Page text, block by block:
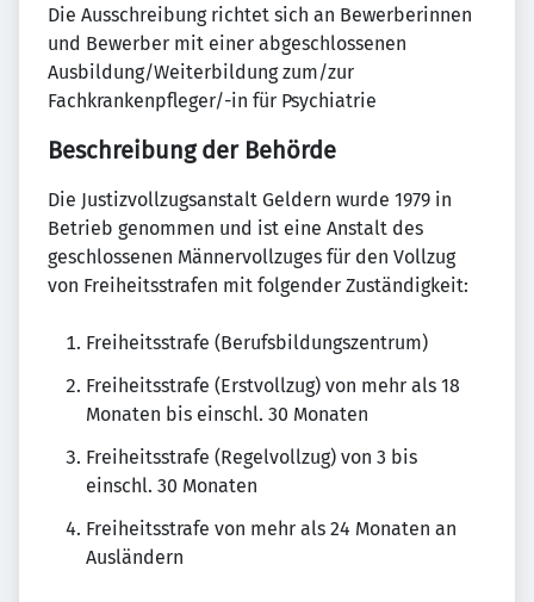
Die Ausschreibung richtet sich an Bewerberinnen
und Bewerber mit einer abgeschlossenen
Ausbildung/Weiterbildung zum/zur
Fachkrankenpfleger/-in für Psychiatrie
Beschreibung der Behörde
Die Justizvollzugsanstalt Geldern wurde 1979 in
Betrieb genommen und ist eine Anstalt des
geschlossenen Männervollzuges für den Vollzug
von Freiheitsstrafen mit folgender Zuständigkeit:
Freiheitsstrafe (Berufsbildungszentrum)
Freiheitsstrafe (Erstvollzug) von mehr als 18
Monaten bis einschl. 30 Monaten
Freiheitsstrafe (Regelvollzug) von 3 bis
einschl. 30 Monaten
Freiheitsstrafe von mehr als 24 Monaten an
Ausländern